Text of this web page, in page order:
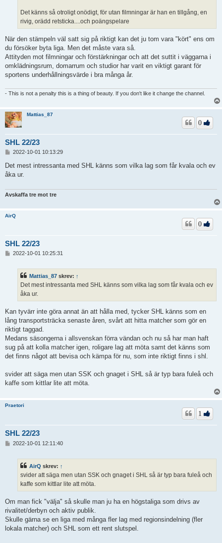
Det känns så otroligt onödigt, för utan filmningar är han en tillgång, en
rivig, orädd retsticka....och poängspelare
När den stämpeln väl satt sig på riktigt kan det ju tom vara "kört" ens om
du försöker byta liga. Men det måste vara så.
Attityden mot filmningar och förstärkningar och att det suttit i väggarna i
omklädningsrum, domarrum och studior har varit en viktigt garant för
sportens underhållningsvärde i bra många år.
- This is not a penalty this is a thing of beauty. If you don't like it change the channel.
Mattias_87
SHL 22/23
0
l
g
2022-10-01 10:13:29
Det mest intressanta med SHL känns som vilka lag som får kvala och ev
åka ur.
Avskaffa tre mot tre
AirQ
SHL 22/23
0
2022-10-01 10:25:31
Mattias_87 skrev: ↑
Det mest intressanta med SHL känns som vilka lag som får kvala och ev
åka ur.
Kan tyvärr inte göra annat än att hålla med, tycker SHL känns som en
lång transportsträcka senaste åren, svårt att hitta matcher som gör en
riktigt taggad.
Medans säsongerna i allsvenskan förra vändan och nu så har man haft
sug på att kolla matcher igen, roligare lag att möta samt det känns som
det finns något att bevisa och kämpa för nu, som inte riktigt finns i shl.
svider att säga men utan SSK och gnaget i SHL så är typ bara fuleå och
kaffe som kittlar lite att möta.
Praetori
SHL 22/23
1
2022-10-01 12:11:40
AirQ skrev: ↑
svider att säga men utan SSK och gnaget i SHL så är typ bara fuleå och
kaffe som kittlar lite att möta.
Om man fick "välja" så skulle man ju ha en högstaliga som drivs av
rivalitet/derbyn och aktiv publik.
Skulle gärna se en liga med många fler lag med regionsindelning (fler
lokala matcher) och SHL som ett rent slutspel.